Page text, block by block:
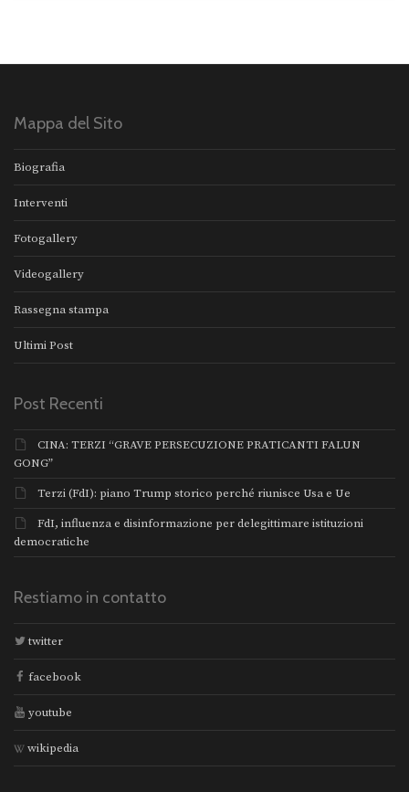
Mappa del Sito
Biografia
Interventi
Fotogallery
Videogallery
Rassegna stampa
Ultimi Post
Post Recenti
CINA: TERZI “GRAVE PERSECUZIONE PRATICANTI FALUN
GONG”
Terzi (FdI): piano Trump storico perché riunisce Usa e Ue
FdI, influenza e disinformazione per delegittimare istituzioni
democratiche
Restiamo in contatto
twitter
facebook
youtube
wikipedia